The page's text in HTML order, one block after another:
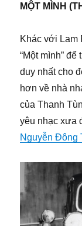
MỘT MÌNH
Khác với Lam
“Một mình”
duy nhất cho
hơn về nhà
của Thanh
yêu nhạc xưa
Nguyễn Đông